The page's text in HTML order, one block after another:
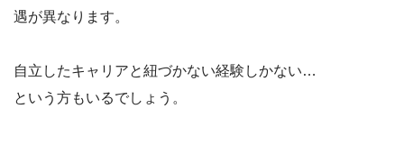
遇が異なります。
自立したキャリアと紐づかない経験しかない…
という方もいるでしょう。